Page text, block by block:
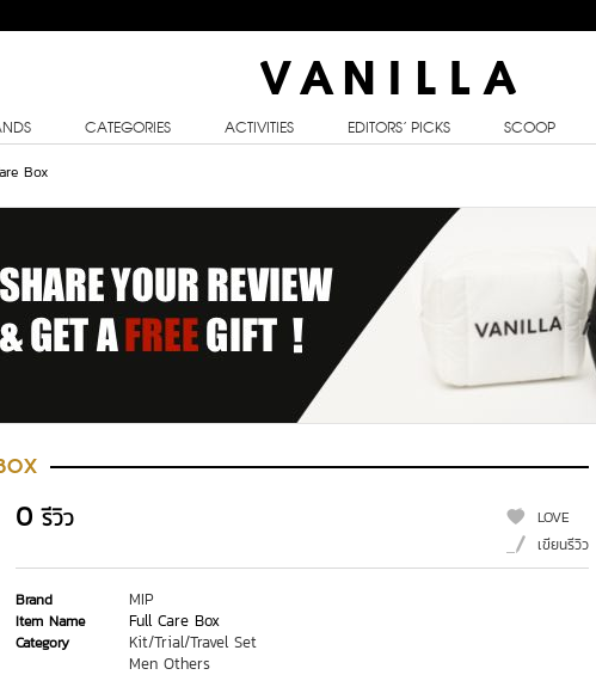
CATEGORIES ACTIVITIES EDITORS’ PICKS SCOOP
Box
0 รีวิว
LOVE
เขียนรีวิว
Brand MIP
Item Name Full Care Box
Category
Kit/Trial/Travel Set
Men Others